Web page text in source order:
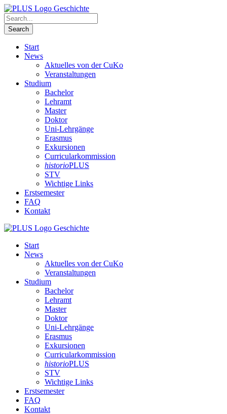
Start
News
Aktuelles von der CuKo
Veranstaltungen
Studium
Bachelor
Lehramt
Master
Doktor
Uni-Lehrgänge
Erasmus
Exkursionen
Curricularkommission
historioPLUS
STV
Wichtige Links
Erstsemester
FAQ
Kontakt
Start
News
Aktuelles von der CuKo
Veranstaltungen
Studium
Bachelor
Lehramt
Master
Doktor
Uni-Lehrgänge
Erasmus
Exkursionen
Curricularkommission
historioPLUS
STV
Wichtige Links
Erstsemester
FAQ
Kontakt